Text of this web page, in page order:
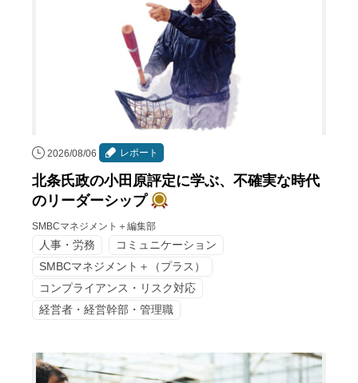
2026/08/06 レポート
北条氏政の小田原評定に学ぶ、不確実な時代
のリーダーシップ
SMBCマネジメント＋編集部
人事・労務
コミュニケーション
SMBCマネジメント＋（プラス）
コンプライアンス・リスク対応
経営者・経営幹部・管理職